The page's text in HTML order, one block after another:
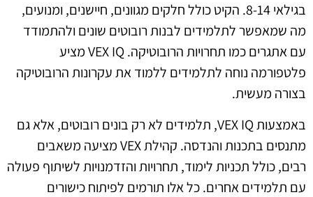
בגילאי 8-14. הקיט כולל חלקים מגוונים, חיישנים, ומנועים,
מה שמאפשר לתלמידים לבנות רובוטים שונים ולהתמודד
עם אתגרים כמו תחרויות הרובוטיקה. VEX IQ מציע
פלטפורמה נוחה לתלמידים ללמוד את עקרונות הרובוטיקה
בצורה מעשית.
באמצעות VEX IQ, תלמידים לא רק בונים רובוטים, אלא גם
מתנסים בתכנות והנדסה. קהילת VEX מציעה משאבים
רבים, כולל תכניות לימוד, תחרויות והזדמנויות לשיתוף פעולה
עם תלמידים אחרים. כל אלו תורמים לפיתוח כישורים